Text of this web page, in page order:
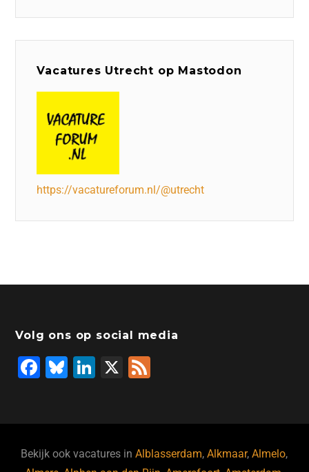
Vacatures Utrecht op Mastodon
https://vacatureforum.nl/@utrecht
Volg ons op social media
F
b
Bl
ky
Li
dI
X
Bekijk ook vacatures inAlblasserdam,Alkmaar,Almelo,